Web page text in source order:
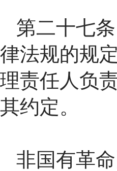
第二十七
律法规的规
理责任人负
其约定。
非国有革